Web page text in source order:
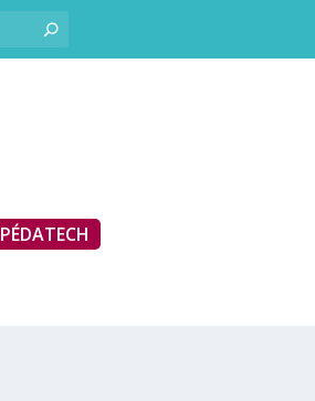
PÉDATECH